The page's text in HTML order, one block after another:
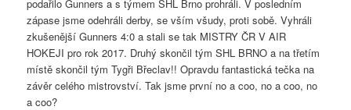
podařilo Gunners a s týmem SHL Brno prohráli. V posledním
zápase jsme odehráli derby, se vším všudy, proti sobě. Vyhráli
zkušenější Gunners 4:0 a stali se tak MISTRY ČR V AIR
HOKEJI pro rok 2017. Druhý skončil tým SHL BRNO a na třetím
místě skončil tým Tygři Břeclav!! Opravdu fantastická tečka na
závěr celého mistrovství. Tak jsme první no a coo, no a coo, no
a coo?